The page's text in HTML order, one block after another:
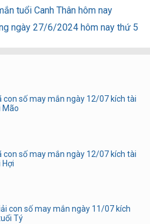
tuổi Canh Thân hôm nay
ngày 27/6/2024 hôm nay thứ 5
con số may mắn ngày 12/07 kích tài
Mão
con số may mắn ngày 12/07 kích tài
Hợi
con số may mắn ngày 11/07 kích
Tý